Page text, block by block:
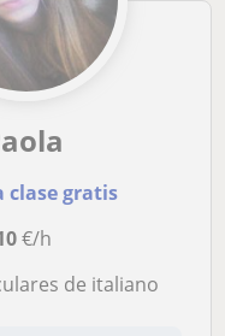
clase gratis
€/h
de italiano